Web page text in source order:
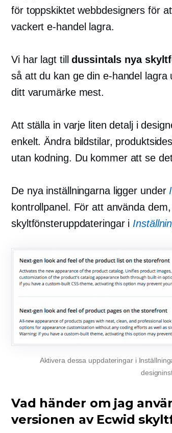
för toppskiktetwebbdesigners för
vackerte-handel lagra.
Vi har lagt tilldussintals nya
så att du kan ge din e-handel
lagra
ditt varumärke mest.
Att ställa in varje liten detalj i
enkelt. Ändra bildstilar,
utan kodning. Du kommer att se
De nya inställningarna ligger under
kontrollpanel. För att använda
skyltfönsteruppdateringar i
Aktivera dessa uppdateringar i
Vad händer om jag
versionen av Ecwid